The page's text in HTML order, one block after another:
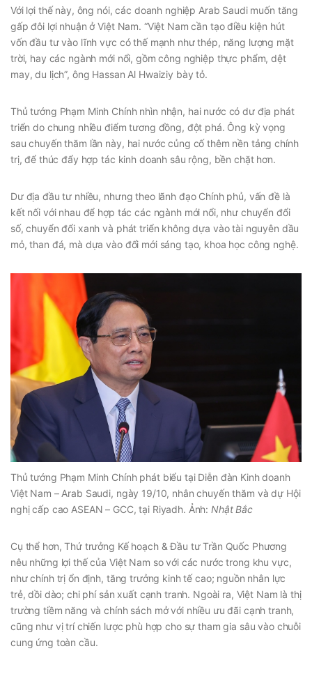
Với lợi thế này, ông nói, các doanh nghiệp Arab Saudi muốn tăng
gấp đôi lợi nhuận ở Việt Nam. “Việt Nam cần tạo điều kiện hút
vốn đầu tư vào lĩnh vực có thế mạnh như thép, năng lượng mặt
trời, hay các ngành mới nổi, gồm công nghiệp thực phẩm, dệt
may, du lịch”, ông Hassan Al Hwaiziy bày tỏ.
Thủ tướng Phạm Minh Chính nhìn nhận, hai nước có dư địa phát
triển do chung nhiều điểm tương đồng, đột phá. Ông kỳ vọng
sau chuyến thăm lần này, hai nước củng cố thêm nền tảng chính
trị, để thúc đẩy hợp tác kinh doanh sâu rộng, bền chặt hơn.
Dư địa đầu tư nhiều, nhưng theo lãnh đạo Chính phủ, vấn đề là
kết nối với nhau để hợp tác các ngành mới nổi, như chuyển đổi
số, chuyển đổi xanh và phát triển không dựa vào tài nguyên dầu
mỏ, than đá, mà dựa vào đổi mới sáng tạo, khoa học công nghệ.
Thủ tướng Phạm Minh Chính phát biểu tại Diễn đàn Kinh doanh
Việt Nam – Arab Saudi, ngày 19/10, nhân chuyến thăm và dự Hội
nghị cấp cao ASEAN – GCC, tại Riyadh. Ảnh: Nhật Bắc
Cụ thể hơn, Thứ trưởng Kế hoạch & Đầu tư Trần Quốc Phương
nêu những lợi thế của Việt Nam so với các nước trong khu vực,
như chính trị ổn định, tăng trưởng kinh tế cao; nguồn nhân lực
trẻ, dồi dào; chi phí sản xuất cạnh tranh. Ngoài ra, Việt Nam là thị
trường tiềm năng và chính sách mở với nhiều ưu đãi cạnh tranh,
cũng như vị trí chiến lược phù hợp cho sự tham gia sâu vào chuỗi
cung ứng toàn cầu.